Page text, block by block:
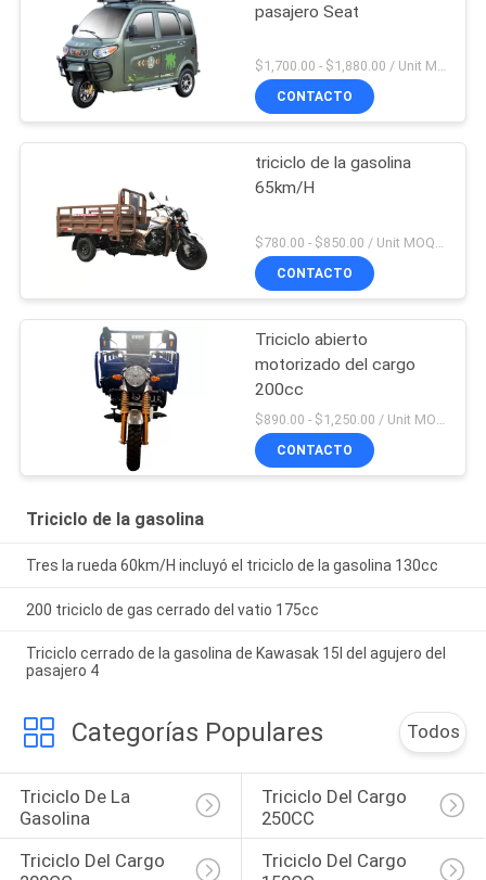
pasajero Seat
$1,700.00 - $1,880.00 / Unit MOQ:4 unidades
CONTACTO
triciclo de la gasolina
65km/H
$780.00 - $850.00 / Unit MOQ:20 unidades/unidades
CONTACTO
Triciclo abierto
motorizado del cargo
200cc
CONTACTO
Triciclo de la gasolina
Tres la rueda 60km/H incluyó el triciclo de la gasolina 130cc
200 triciclo de gas cerrado del vatio 175cc
Triciclo cerrado de la gasolina de Kawasak 15l del agujero del
pasajero 4
Categorías Populares Todos
Triciclo De La
Gasolina
Triciclo Del Cargo
250CC
Triciclo Del Cargo
Triciclo Del Cargo